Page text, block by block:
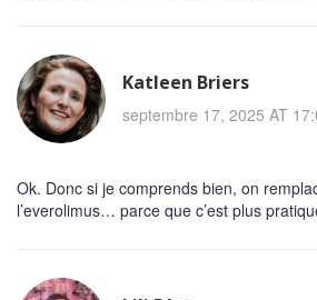
Katleen Briers
septembre 17, 2025 AT
Ok. Donc si je comprends bien, on
l’everolimus… parce que c’est plus